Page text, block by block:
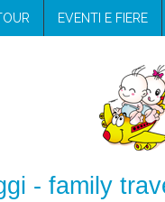
EVENTI E FIERE
- family